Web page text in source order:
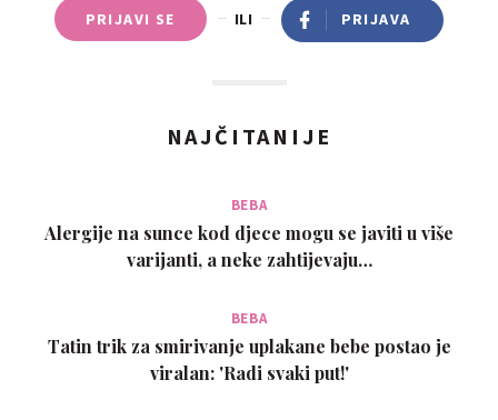
PRIJAVI SE ILI PRIJAVA
NAJČITANIJE
BEBA
Alergije na sunce kod djece mogu se javiti u više
varijanti, a neke zahtijevaju…
BEBA
Tatin trik za smirivanje uplakane bebe postao je
viralan: 'Radi svaki put!'